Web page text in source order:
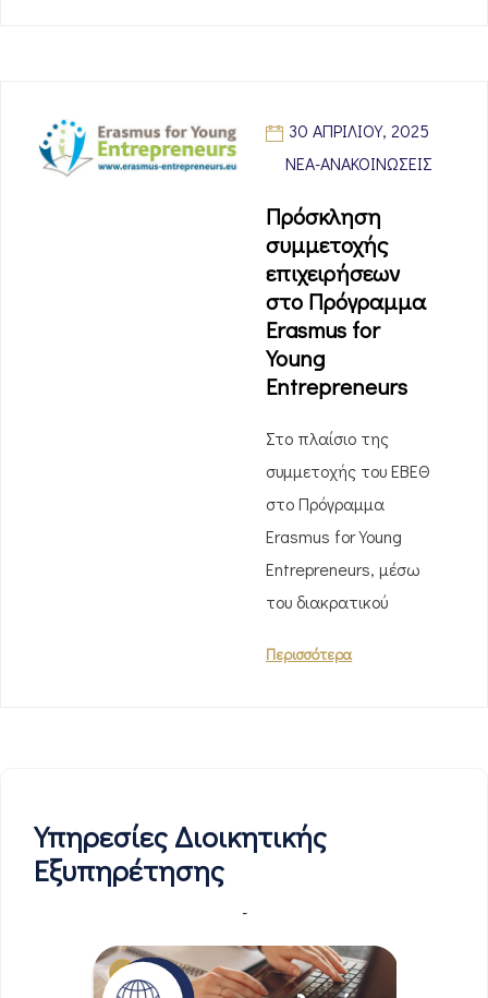
30 ΑΠΡΙΛΊΟΥ, 2025
ΝΈΑ-ΑΝΑΚΟΙΝΏΣΕΙΣ
Πρόσκληση
συμμετοχής
επιχειρήσεων
στο Πρόγραμμα
Erasmus for
Young
Entrepreneurs
Στο πλαίσιο της
συμμετοχής του ΕΒΕΘ
στο Πρόγραμμα
Erasmus for Young
Entrepreneurs, μέσω
του διακρατικού
Περισσότερα
Υπηρεσίες Διοικητικής
Εξυπηρέτησης
-